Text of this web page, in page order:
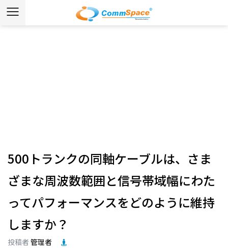
500トランクの同軸ケーブルは、さま
ざまな周波数範囲と信号帯域幅にわた
ってパフォーマンスをどのように維持
しますか？
投稿者 管理者